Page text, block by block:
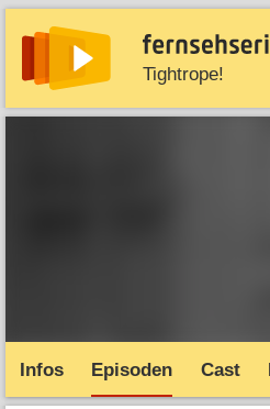
Tightrope!
News Entdecken
Infos Episoden Cast